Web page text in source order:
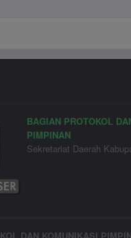
BAGIAN PROTOKOL
PIMPINAN
Sekretariat Daerah